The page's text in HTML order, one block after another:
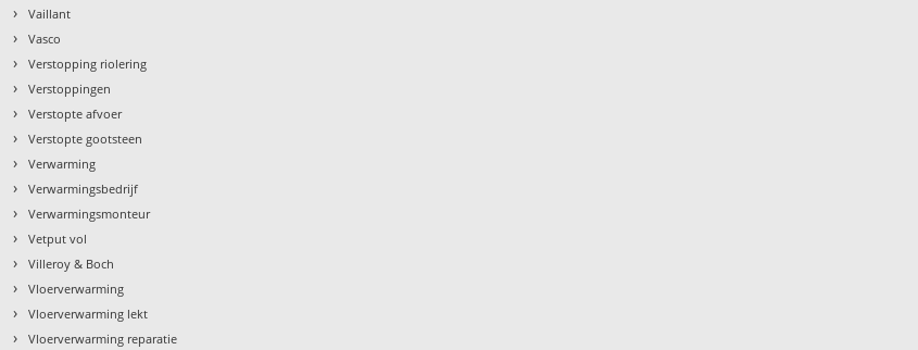
› Vaillant
› Vasco
› Verstopping riolering
› Verstoppingen
› Verstopte afvoer
› Verstopte gootsteen
› Verwarming
› Verwarmingsbedrijf
› Verwarmingsmonteur
› Vetput vol
› Villeroy & Boch
› Vloerverwarming
› Vloerverwarming lekt
› Vloerverwarming reparatie